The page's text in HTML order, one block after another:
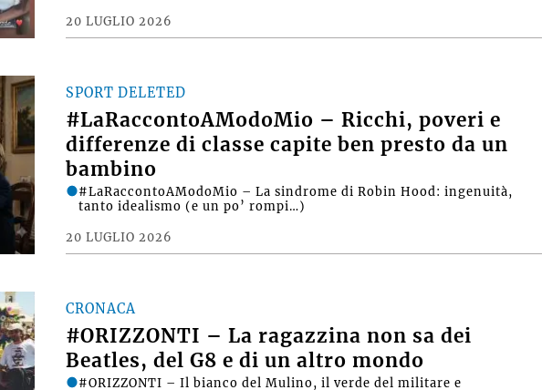
20 LUGLIO 2026
SPORT DELETED
#LaRaccontoAModoMio – Ricchi, poveri e
differenze di classe capite ben presto da un
bambino
20 LUGLIO 2026
#LaRaccontoAModoMio – La sindrome di Robin Hood: ingenuità,
tanto idealismo (e un po’ rompi…)
CRONACA
#ORIZZONTI – La ragazzina non sa dei
Beatles, del G8 e di un altro mondo
#ORIZZONTI – Il bianco del Mulino, il verde del militare e